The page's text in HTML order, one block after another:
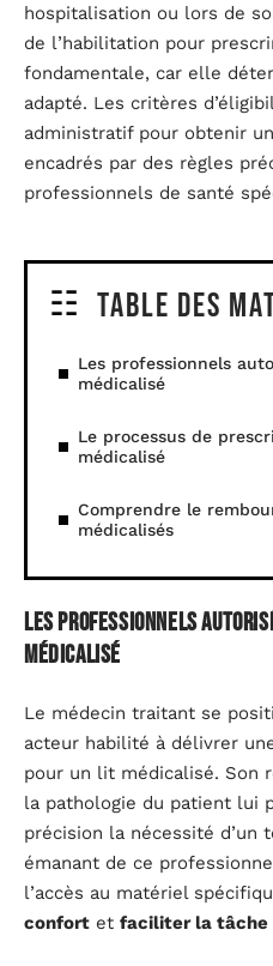
hospitalisation ou lors de
de l’habilitation pour
fondamentale, car elle
adapté. Les critères
administratif pour obtenir
encadrés par des règles
professionnels de santé
Table des
Les professionnels
médicalisé
Le processus de
médicalisé
Comprendre le
médicalisés
Les professionnels
médicalisé
Le médecin traitant se
acteur habilité à délivrer
pour un lit médicalisé. Son
la pathologie du patient lui
précision la nécessité d’un
émanant de ce
l’accès au matériel
confort et faciliter la tâche